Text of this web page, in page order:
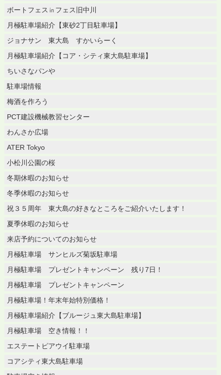
ボートフェス㏌フェス旧中川
月極駐車場紹介【東砂2丁目駐車場】
ジョナサン 東大島 すかいらーく
月極駐車場紹介【コア・シティ東大島駐車場】
ちいさなパンや
駐車場情報
梅酒を作ろう
PCT建設機械教習センター
わんさか広場
ATER Tokyo
小松川公園の桜
冬期休暇のお知らせ
冬季休暇のお知らせ
祝３５周年 東大島の好きなところをご紹介いたします！
夏季休暇のお知らせ
来店予約についてのお知らせ
月極駐車場 サンヒルズ菊坂駐車場
月極駐車場 プレゼントキャンペーン 残り7日！
月極駐車場 プレゼントキャンペーン
月極駐車場！年末年始特別価格！
月極駐車場紹介【ブルージュ東大島駐車場】
月極駐車場 空き情報！！
エステートピアウイ駐車場
コアシティ東大島駐車場